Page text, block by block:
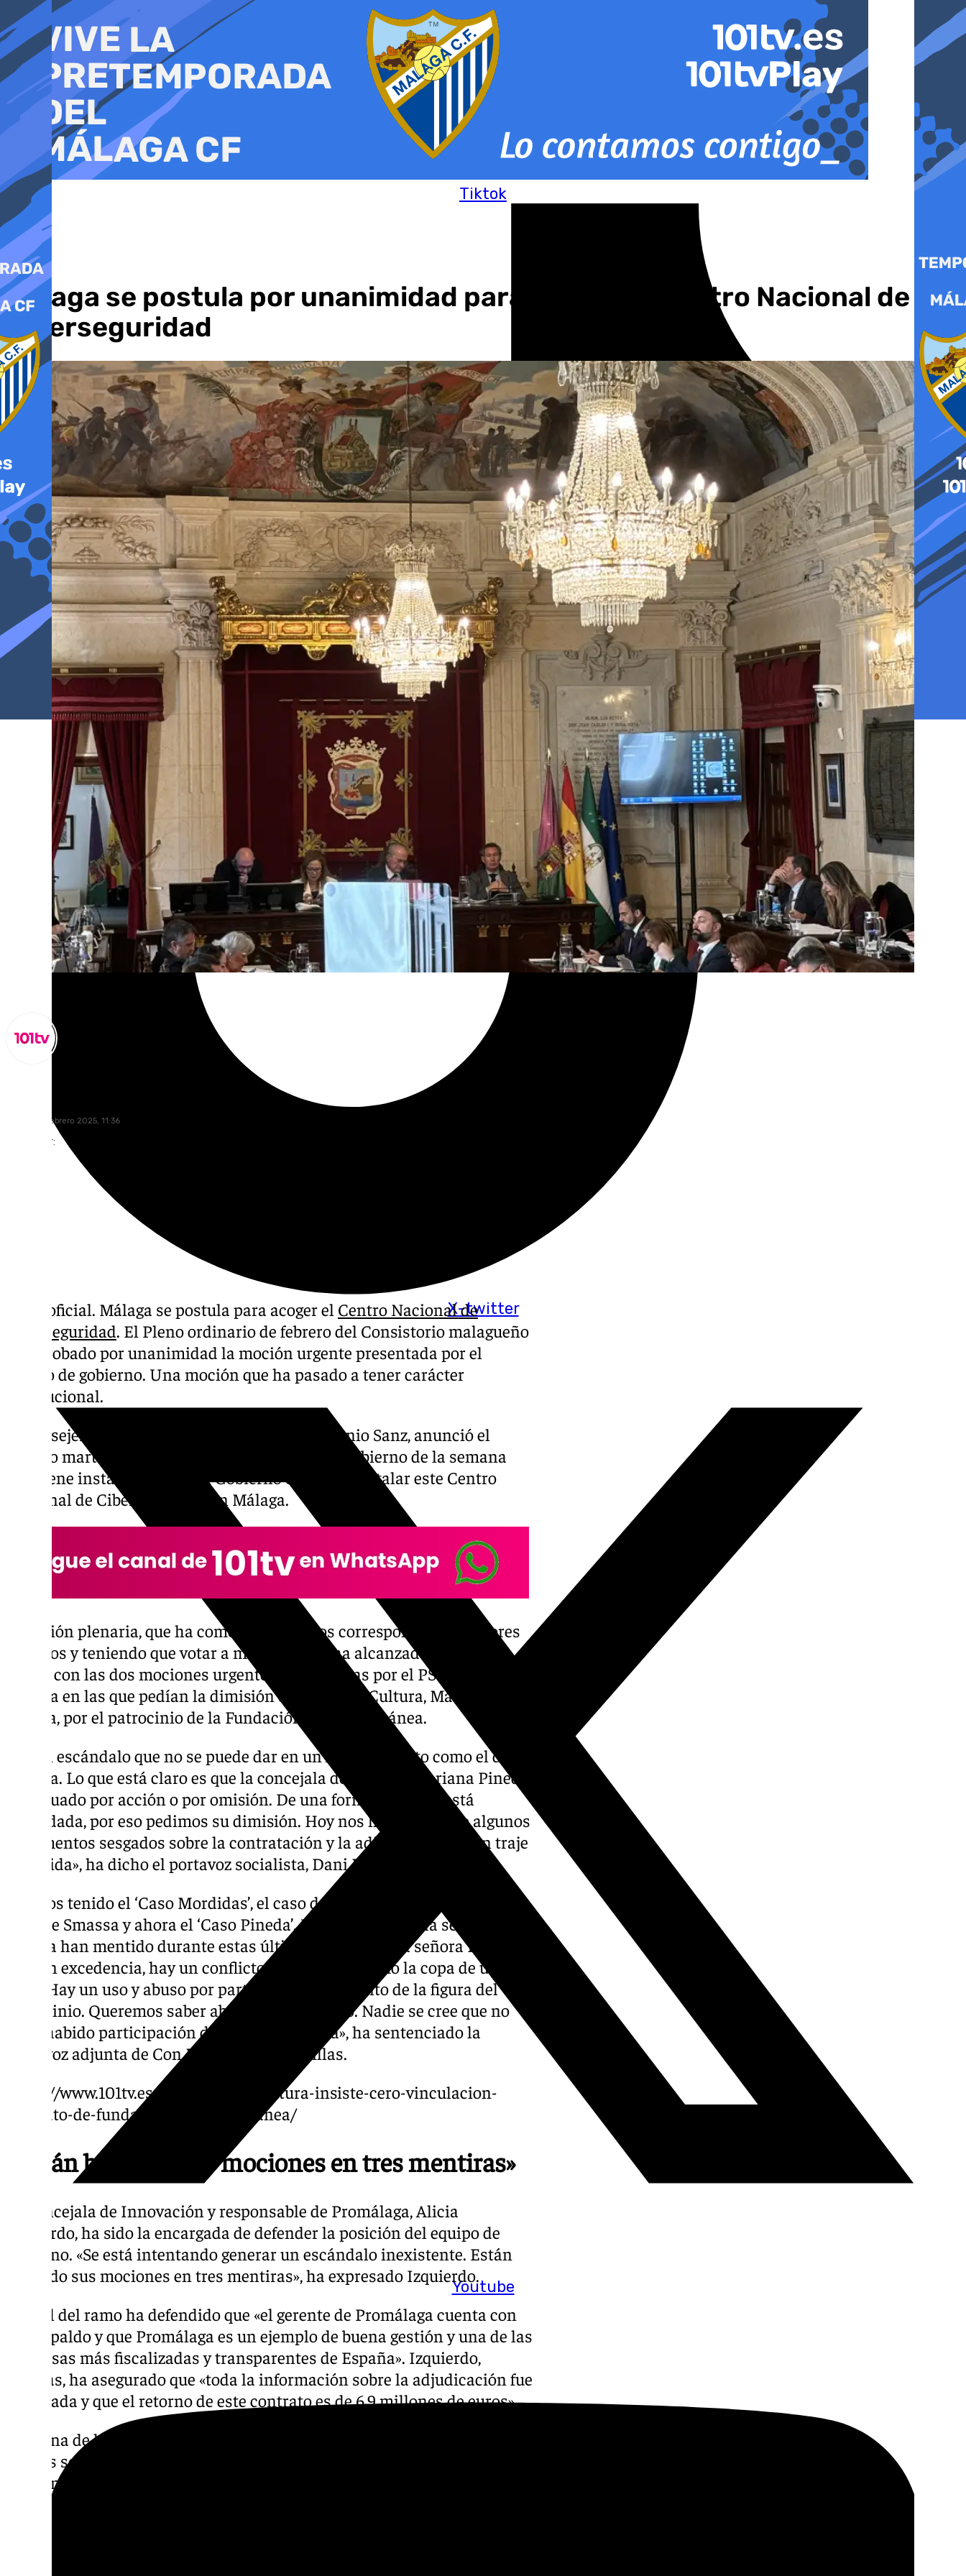
al
contenido
Tiktok
X-twitter
Youtube
Málaga se postula por unanimidad para acoger el Centro Nacional de
Ciberseguridad
jueves, 27 febrero 2025, 11:36
Compartir:
Ya es oficial. Málaga se postula para acoger el Centro Nacional de
Ciberseguridad. El Pleno ordinario de febrero del Consistorio malagueño
ha aprobado por unanimidad la moción urgente presentada por el
equipo de gobierno. Una moción que ha pasado a tener carácter
institucional.
El consejero de la Presidencia de la Junta, Antonio Sanz, anunció el
pasado martes 25 de febrero que el Consejo de Gobierno de la semana
que viene instará también al Gobierno central a instalar este Centro
Nacional de Ciberseguridad en Málaga.
La sesión plenaria, que ha comenzado con los correspondientes errores
técnicos y teniendo que votar a mano alzada, ha alcanzado el punto
álgido con las dos mociones urgentes presentadas por el PSOE y Con
Málaga en las que pedían la dimisión de la edil de Cultura, Mariana
Pineda, por el patrocinio de la Fundación Contemporánea.
«Es un escándalo que no se puede dar en un Ayuntamiento como el de
Málaga. Lo que está claro es que la concejala de Cultura, Mariana Pineda,
ha actuado por acción o por omisión. De una forma o de otra está
invalidada, por eso pedimos su dimisión. Hoy nos han facilitado algunos
documentos sesgados sobre la contratación y la adjudicación es un traje
a medida», ha dicho el portavoz socialista, Dani Pérez.
«Hemos tenido el ‘Caso Mordidas’, el caso de la Orquesta Filarmónica, el
caso de Smassa y ahora el ‘Caso Pineda’. Usted (alcalde) y la señora
Pineda han mentido durante estas últimas semanas. La señora Pineda
está en excedencia, hay un conflicto de intereses como la copa de un
pino. Hay un uso y abuso por parte del Ayuntamiento de la figura del
patrocinio. Queremos saber absolutamente todo. Nadie se cree que no
haya habido participación del Área de Cultura», ha sentenciado la
portavoz adjunta de Con Málaga, Toni Morillas.
https://www.101tv.es/concejala-de-cultura-insiste-cero-vinculacion-
contrato-de-fundacion-contemporanea/
«Están basando sus mociones en tres mentiras»
La concejala de Innovación y responsable de Promálaga, Alicia
Izquierdo, ha sido la encargada de defender la posición del equipo de
gobierno. «Se está intentando generar un escándalo inexistente. Están
basando sus mociones en tres mentiras», ha expresado Izquierdo.
La edil del ramo ha defendido que «el gerente de Promálaga cuenta con
mi respaldo y que Promálaga es un ejemplo de buena gestión y una de las
empresas más fiscalizadas y transparentes de España». Izquierdo,
además, ha asegurado que «toda la información sobre la adjudicación fue
publicada y que el retorno de este contrato es de 6,9 millones de euros».
Ninguna de las dos mociones, que se han votado por separado y por
puntos separados, ha salido adelante con el voto en contra del equipo de
gobierno. «Estamos en el enésimo escándalo que están creando de la